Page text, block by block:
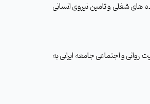
های شغلی و تامین نیروی انسانی
و اجتماعی جامعه ایرانی به